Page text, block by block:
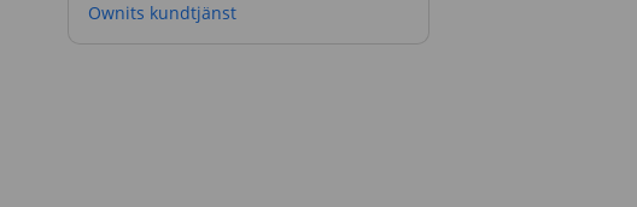
Ownits kundtjänst